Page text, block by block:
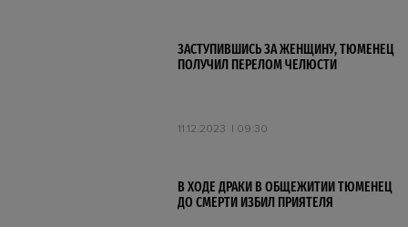
ЗАСТУПИВШИСЬ ЗА ЖЕНЩИНУ, ТЮМЕНЕЦ
ПОЛУЧИЛ ПЕРЕЛОМ ЧЕЛЮСТИ
11.12.2023 09:30
В ХОДЕ ДРАКИ В ОБЩЕЖИТИИ ТЮМЕНЕЦ
ДО СМЕРТИ ИЗБИЛ ПРИЯТЕЛЯ